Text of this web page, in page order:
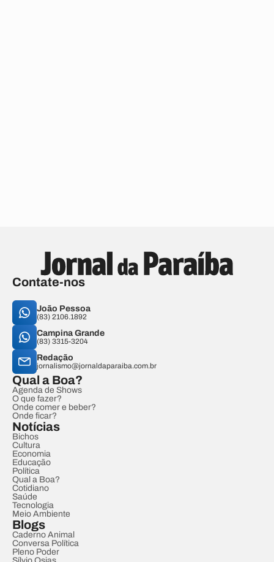
Contate-nos
João Pessoa
(83) 2106.1892
Campina Grande
(83) 3315-3204
Redação
jornalismo@jornaldaparaiba.com.br
Qual a Boa?
Agenda de Shows
O que fazer?
Onde comer e beber?
Onde ficar?
Notícias
Bichos
Cultura
Economia
Educação
Política
Qual a Boa?
Cotidiano
Saúde
Tecnologia
Meio Ambiente
Blogs
Caderno Animal
Conversa Política
Pleno Poder